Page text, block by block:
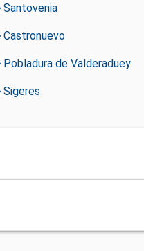
Santovenia
Castronuevo
Pobladura de Valderaduey
Sigeres